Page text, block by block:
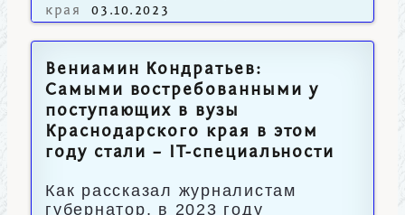
края
03.10.2023
Вениамин Кондратьев:
Самыми востребованными у
поступающих в вузы
Краснодарского края в этом
году стали – IT-специальности
Как рассказал журналистам
губернатор, в 2023 году